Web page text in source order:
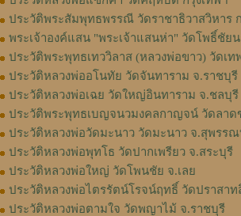
ประวัติพระสัมพุทธพรรณี วัดราชาธิวาสวิหาร
พระเจ้าองค์แสน "พระเจ้าแสนห่า" วัดโพธิ์ชัยน
ประวัติพระพุทธเทววิลาส (หลวงพ่อขาว) วัดเท
ประวัติหลวงพ่ออโนทัย วัดจันทาราม จ.ราชบุรี
ประวัติหลวงพ่อเฉย วัดใหญ่อินทาราม จ.ชลบุรี
ประวัติพระพุทธเบญจนวมงคลกาญจน์ วัดลา
ประวัติหลวงพ่อวัดมะนาว วัดมะนาว จ.สุพรร
ประวัติหลวงพ่อพุทโธ วัดปากเพรียว จ.สระบุรี
ประวัติหลวงพ่อใหญ่ วัดโพนชัย จ.เลย
ประวัติหลวงพ่อไตรรัตน์โรจน์ฤทธิ์ วัดปราสา
ประวัติหลวงพ่อตามใจ วัดพญาไม้ จ.ราชบุรี